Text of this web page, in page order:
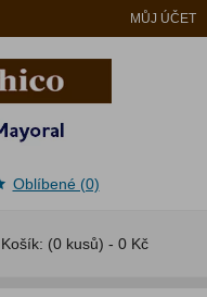
MŮJ ÚČET
Košík: (0 kusů) - 0 Kč
Oblíbené (0)